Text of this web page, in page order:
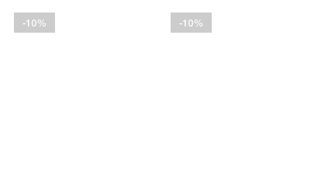
-10% -10%